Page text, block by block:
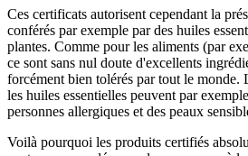
Ces certificats autorisent cependant la
conférés par exemple par des huiles
plantes. Comme pour les aliments (par
ce sont sans nul doute d'excellents
forcément bien tolérés par tout le monde.
les huiles essentielles peuvent par
personnes allergiques et des peaux
Voilà pourquoi les produits certifiés